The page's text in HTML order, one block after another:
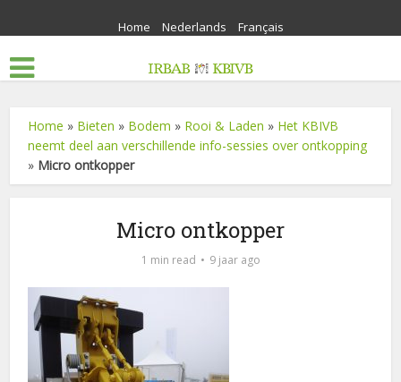
Home Nederlands Français
Home » Bieten » Bodem » Rooi & Laden » Het KBIVB
neemt deel aan verschillende info-sessies over ontkopping
» Micro ontkopper
Micro ontkopper
1 min read 9 jaar ago